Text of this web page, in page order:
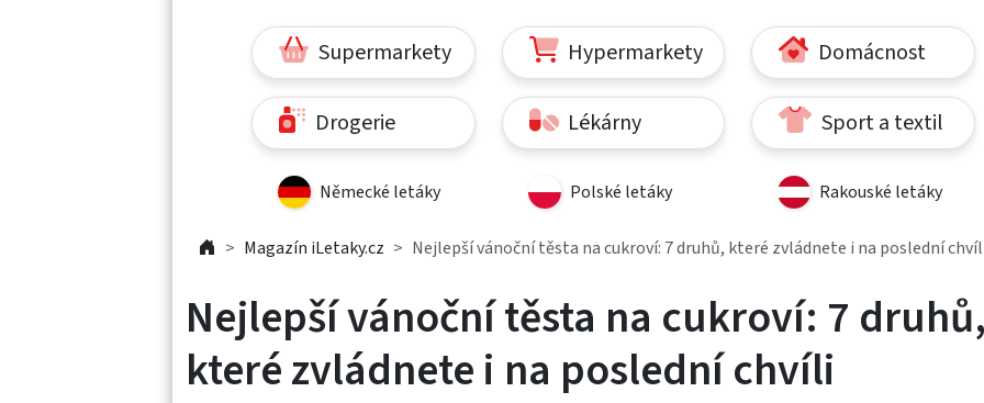
Supermarkety Hypermarkety Domácnost
Drogerie Lékárny Sport a textil
Německé letáky Polské letáky Rakouské letáky
Magazín iLetaky.cz Nejlepší vánoční těsta na cukroví: 7 druhů, které zvládnete i na poslední
Nejlepší vánoční těsta na cukroví: 7
které zvládnete i na poslední chvíli